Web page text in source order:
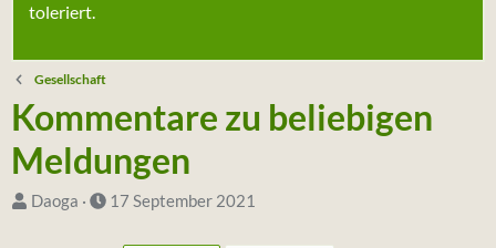
toleriert.
Gesellschaft
Kommentare zu beliebigen
Meldungen
S
Daoga
D17 September 2021